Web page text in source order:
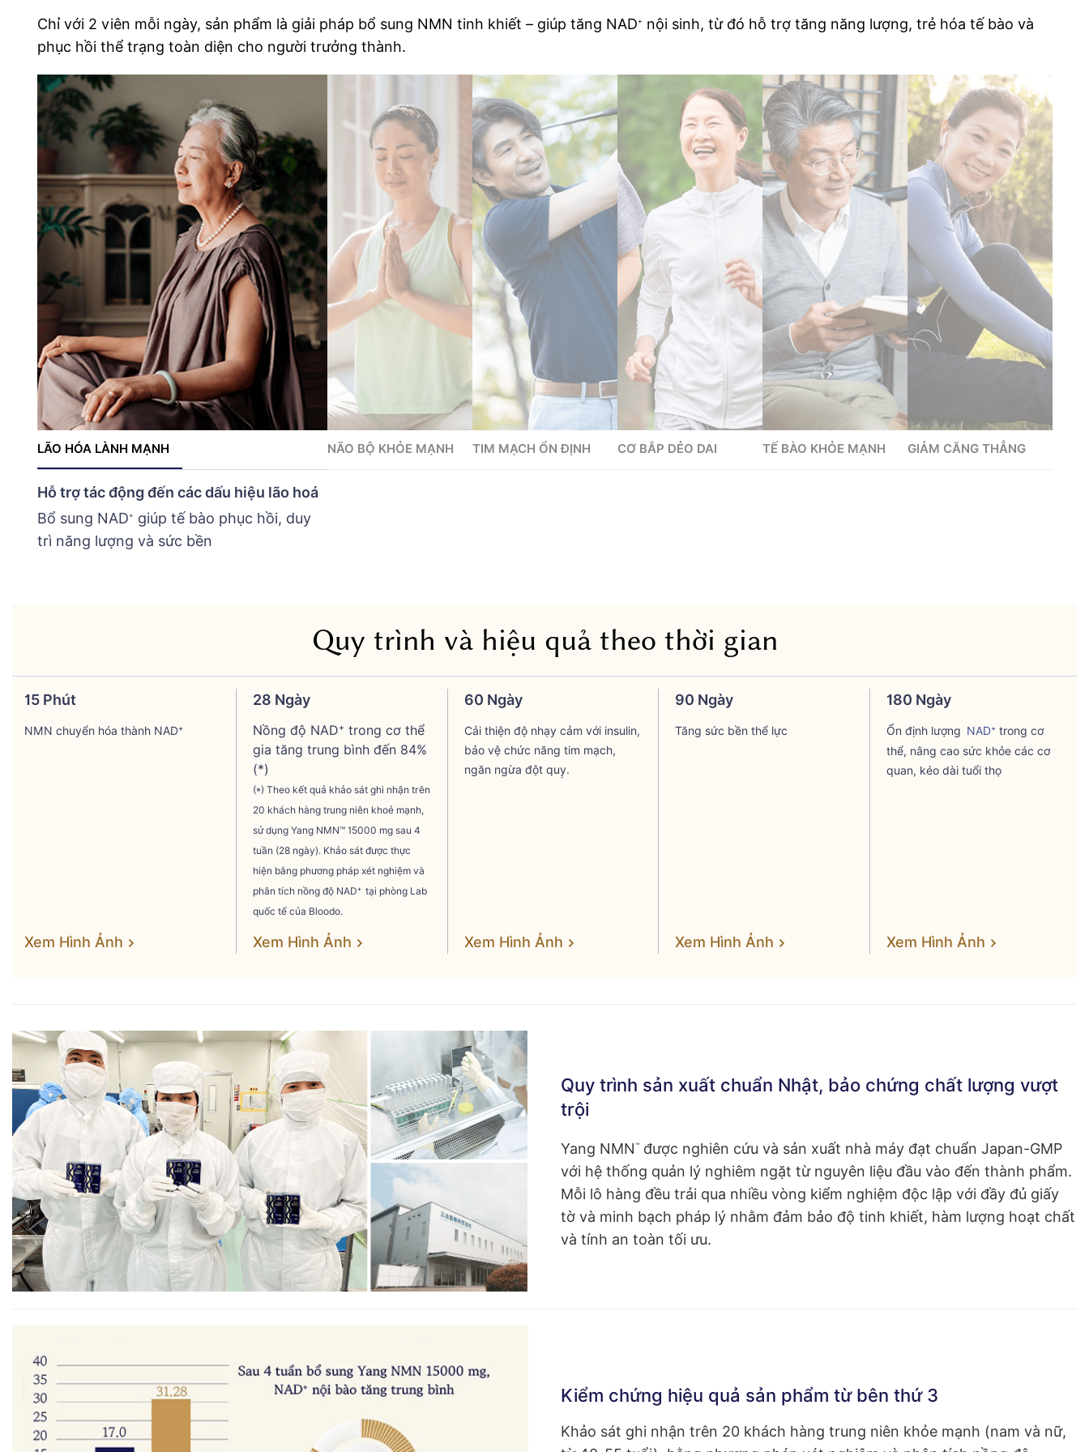
Chỉ với 2 viên mỗi ngày, sản phẩm là giải pháp bổ sung NMN tinh khiết – giúp tăng NAD+
nội sinh, từ đó hỗ trợ tăng năng lượng, trẻ hóa tế bào và
phục hồi thể trạng toàn diện cho người trưởng thành.
LÃO HÓA LÀNH MẠNH
Hỗ trợ tác động đến các dấu hiệu lão hoá
Bổ sung NAD+
giúp tế bào phục hồi, duy
trì năng lượng và sức bền
NÃO BỘ KHỎE MẠNH TIM MẠCH ỔN ĐỊNH CƠ BẮP DẺO DAI TẾ BÀO KHỎE MẠNH GIẢM CĂNG THẲNG
Quy trình và hiệu quả theo thời gian
15 Phút
NMN chuyển hóa thành NAD⁺
Xem Hình Ảnh
28 Ngày
Nồng độ NAD⁺ trong cơ thể
gia tăng trung bình đến 84%
(*)
(*) Theo kết quả khảo sát ghi nhận trên
20 khách hàng trung niên khoẻ mạnh,
sử dụng Yang NMN™15000 mg sau 4
tuần (28 ngày). Khảo sát được thực
hiện bằng phương pháp xét nghiệm và
phân tích nồng độ NAD⁺ tại phòng Lab
quốc tế của Bloodo.
Xem Hình Ảnh
60 Ngày
Cải thiện độ nhạy cảm với insulin,
bảo vệ chức năng tim mạch,
ngăn ngừa đột quỵ.
Xem Hình Ảnh
90 Ngày
Tăng sức bền thể lực
Xem Hình Ảnh
180 Ngày
Ổn định lượng NAD⁺ trong cơ
thể, nâng cao sức khỏe các cơ
quan, kéo dài tuổi thọ
Xem Hình Ảnh
Quy trình sản xuất chuẩn Nhật, bảo chứng chất lượng vượt
trội
Yang NMN™ được nghiên cứu và sản xuất nhà máy đạt chuẩn Japan-GMP
với hệ thống quản lý nghiêm ngặt từ nguyên liệu đầu vào đến thành phẩm.
Mỗi lô hàng đều trải qua nhiều vòng kiểm nghiệm độc lập với đầy đủ giấy
tờ và minh bạch pháp lý nhằm đảm bảo độ tinh khiết, hàm lượng hoạt chất
và tính an toàn tối ưu.
Kiểm chứng hiệu quả sản phẩm từ bên thứ 3
Khảo sát ghi nhận trên 20 khách hàng trung niên khỏe mạnh (nam và nữ,